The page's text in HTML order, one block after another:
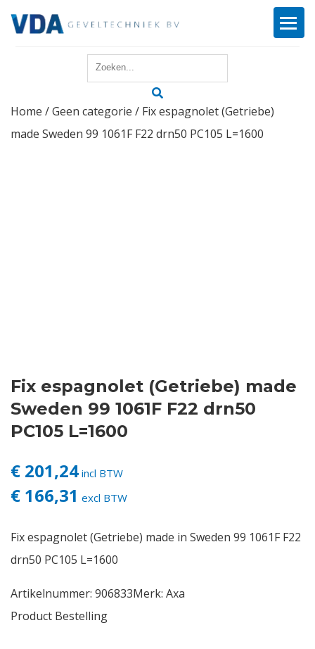
Reparatie
Login
Vacatures
Home /Geen categorie / Fix espagnolet (Getriebe)
made Sweden 99 1061F F22 drn50 PC105 L=1600
Fix espagnolet (Getriebe) made
Sweden 99 1061F F22 drn50
PC105 L=1600
€ 201,24 incl BTW
€ 166,31 excl BTW
Fix espagnolet (Getriebe) made in Sweden 99 1061F F22
drn50 PC105 L=1600
Artikelnummer: 906833Merk: Axa
Product Bestelling